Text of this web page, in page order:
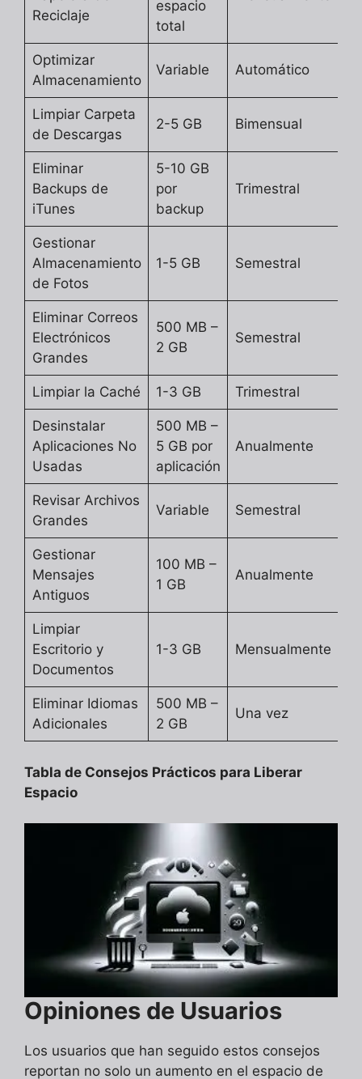
Reciclaje
espacio
total
Optimizar
Almacenamiento
Variable Automático
Limpiar Carpeta
de Descargas
2-5 GB Bimensual
Eliminar
Backups de
iTunes
5-10 GB
por
backup
Trimestral
Gestionar
Almacenamiento
de Fotos
1-5 GB Semestral
Eliminar Correos
Electrónicos
Grandes
500 MB –
2 GB
Semestral
Limpiar la Caché 1-3 GB Trimestral
Desinstalar
Aplicaciones No
Usadas
500 MB –
5 GB por
aplicación
Anualmente
Revisar Archivos
Grandes
Variable Semestral
Gestionar
Mensajes
Antiguos
100 MB –
1 GB
Anualmente
Limpiar
Escritorio y
Documentos
1-3 GB Mensualmente
Eliminar Idiomas
Adicionales
500 MB –
2 GB
Una vez
Tabla de Consejos Prácticos para Liberar
Espacio
Opiniones de Usuarios
Los usuarios que han seguido estos consejos
reportan no solo un aumento en el espacio de